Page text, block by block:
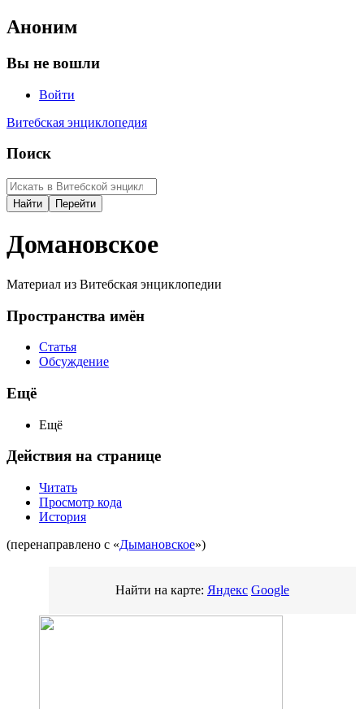
Аноним
Вы не вошли
Войти
Витебская энциклопедия
Поиск
Домановское
Материал из Витебская энциклопедии
Пространства имён
Статья
Обсуждение
Ещё
Ещё
Действия на странице
Читать
Просмотр кода
История
(перенаправлено с «Дымановское»)
Найти на карте: Яндекс Google